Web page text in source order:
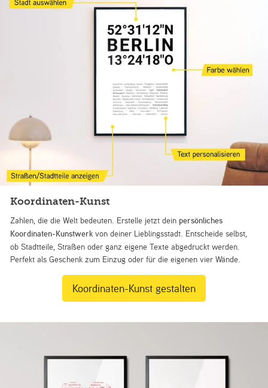
Koordinaten-Kunst
Zahlen, die die Welt bedeuten. Erstelle jetzt dein persönliches
Koordinaten-Kunstwerk von deiner Lieblingsstadt. Entscheide selbst,
ob Stadtteile, Straßen oder ganz eigene Texte abgedruckt werden.
Perfekt als Geschenk zum Einzug oder für die eigenen vier Wände.
Koordinaten-Kunst gestalten